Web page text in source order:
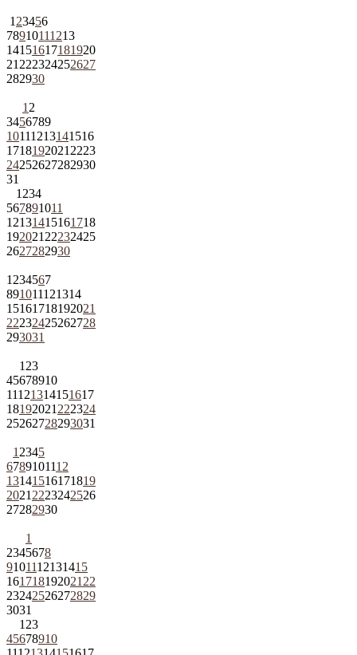
1 23456
78910111213
14151617181920
21 222324252627
282930
1 2
3456789
10111213141516
1718192021 2223
24252627282930
31
1 234
567891011
12131415161718
192021 22232425
2627282930
1 234567
891011121314
15161718192021
22232425262728
293031
1 23
45678910
11121314151617
18192021 222324
25262728293031
1 2345
6789101112
13141516171819
2021 2223242526
27282930
1
2345678
9101112131415
161718192021 22
23242526272829
3031
1 23
45678910